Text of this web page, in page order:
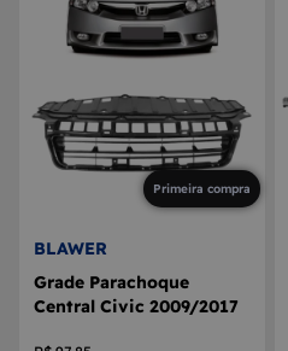
Primeira compra
BLAWER
Grade Parachoque
Central Civic 2009/2017